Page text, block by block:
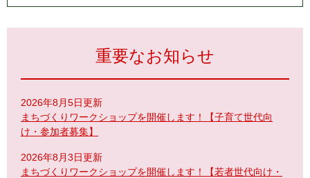
重要なお知らせ
2026年8月5日更新
まちづくりワークショップを開催します！【子育て世代向
け・参加者募集】
2026年8月3日更新
まちづくりワークショップを開催します！【若者世代向け・